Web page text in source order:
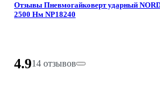
Отзывы Пневмогайковерт ударный
2500 Нм NP18240
4.914 отзывов